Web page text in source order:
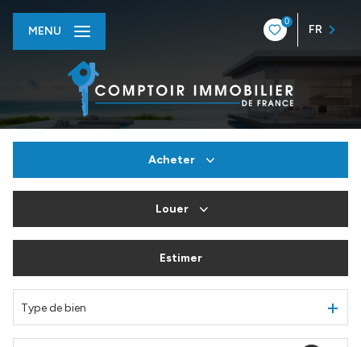
0
FR
MENU
Acheter
Du neuf
De l'immo pro
Louer
En saisonnier
De l'immo pro
Estimer
Type de bien